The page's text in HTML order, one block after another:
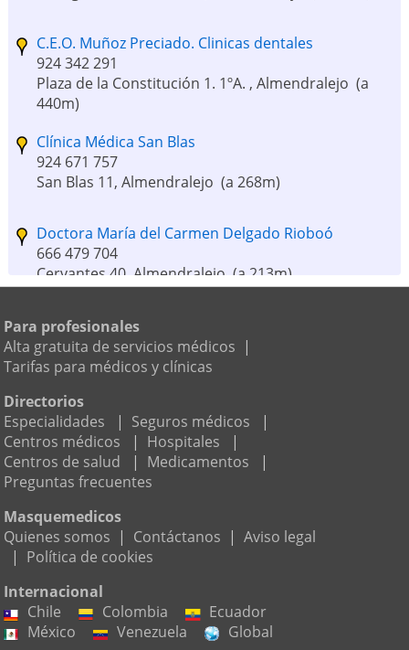
C.E.O. Muñoz Preciado. Clinicas dentales
924 342 291
Plaza de la Constitución 1. 1ºA. , Almendralejo (a
440m)
Clínica Médica San Blas
924 671 757
San Blas 11, Almendralejo (a 268m)
Doctora María del Carmen Delgado Rioboó
666 479 704
Cervantes 40, Almendralejo (a 213m)
Doctor Jose Maria Lopez-navarrete Lopez
924 456 988
Avda. la Paz 14, Almendralejo
Juan Luis Doncel Rubias
2 opiniones
Calle --,, Merida (a 13km)
Clinica Dental Villafranca de los Barros
924 520 316
C/ Gerona 22, Villafranca de los Barros(a 14,7km)
Doctora Montserrat Magro Ramos
924 371 006
C/ Juan de la Cierva S/n, Mérida(a 25,6km)
Para profesionales
Alta gratuita de servicios médicos |
Tarifas para médicos y clínicas
Directorios
Especialidades
| Seguros médicos
|
Centros médicos
| Hospitales
|
Centros de salud
| Medicamentos
|
Preguntas frecuentes
Masquemedicos
Quienes somos | Contáctanos | Aviso legal
| Política de cookies
Internacional
Chile
Colombia
Ecuador
México
Venezuela Global